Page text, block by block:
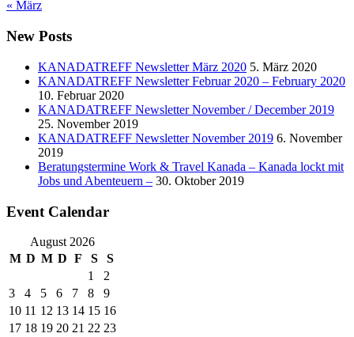
« März
New Posts
KANADATREFF Newsletter März 2020 5. März 2020
KANADATREFF Newsletter Februar 2020 – February 2020
10. Februar 2020
KANADATREFF Newsletter November / December 2019
25. November 2019
KANADATREFF Newsletter November 2019 6. November
2019
Beratungstermine Work & Travel Kanada – Kanada lockt mit
Jobs und Abenteuern – 30. Oktober 2019
Event Calendar
August 2026
M D M D F S
S
1
2
3
4 5 6 7 8
9
10 11 12 13 14 15 16
17 18 19 20 21 22 23